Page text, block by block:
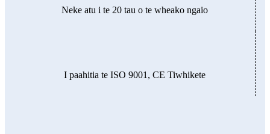
Neke atu i te 20 tau o te wheako ngaio
I paahitia te ISO 9001, CE Tiwhikete